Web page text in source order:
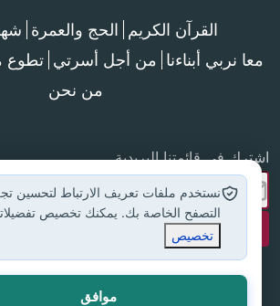
القرآن الكريم الحج والعمرة
معا نربي أبناءنا من أجل أسرتي تطوع
من نحن
اشترك في قائمتنا البريدية
جميع الحقوق محفوظة لموقع إسلام أون
نستخدم ملفات تعريف الارتباط لتحسين
التصفح الخاصة بك. يمكنك تخصيص
تخصيص
موافق